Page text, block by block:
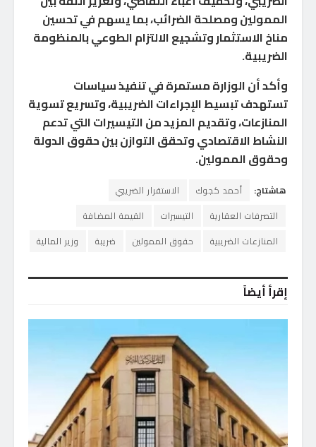
الممولين ومصلحة الضرائب، بما يسهم في تحسين
مناخ الاستثمار وتشجيع الالتزام الطوعي بالمنظومة
الضريبية.
وأكد أن الوزارة مستمرة في تنفيذ سياسات
تستهدف تبسيط الإجراءات الضريبية، وتسريع تسوية
المنازعات، وتقديم المزيد من التيسيرات التي تدعم
النشاط الاقتصادي وتحقق التوازن بين حقوق الدولة
وحقوق الممولين.
هاشتاج: أحمد كجوك
الاستقرار الضريبي
التصرفات العقارية
التيسيرات
القيمة المضافة
المنازعات الضريبية
حقوق الممولين ضريبة وزير المالية
إقرأ أيضاً